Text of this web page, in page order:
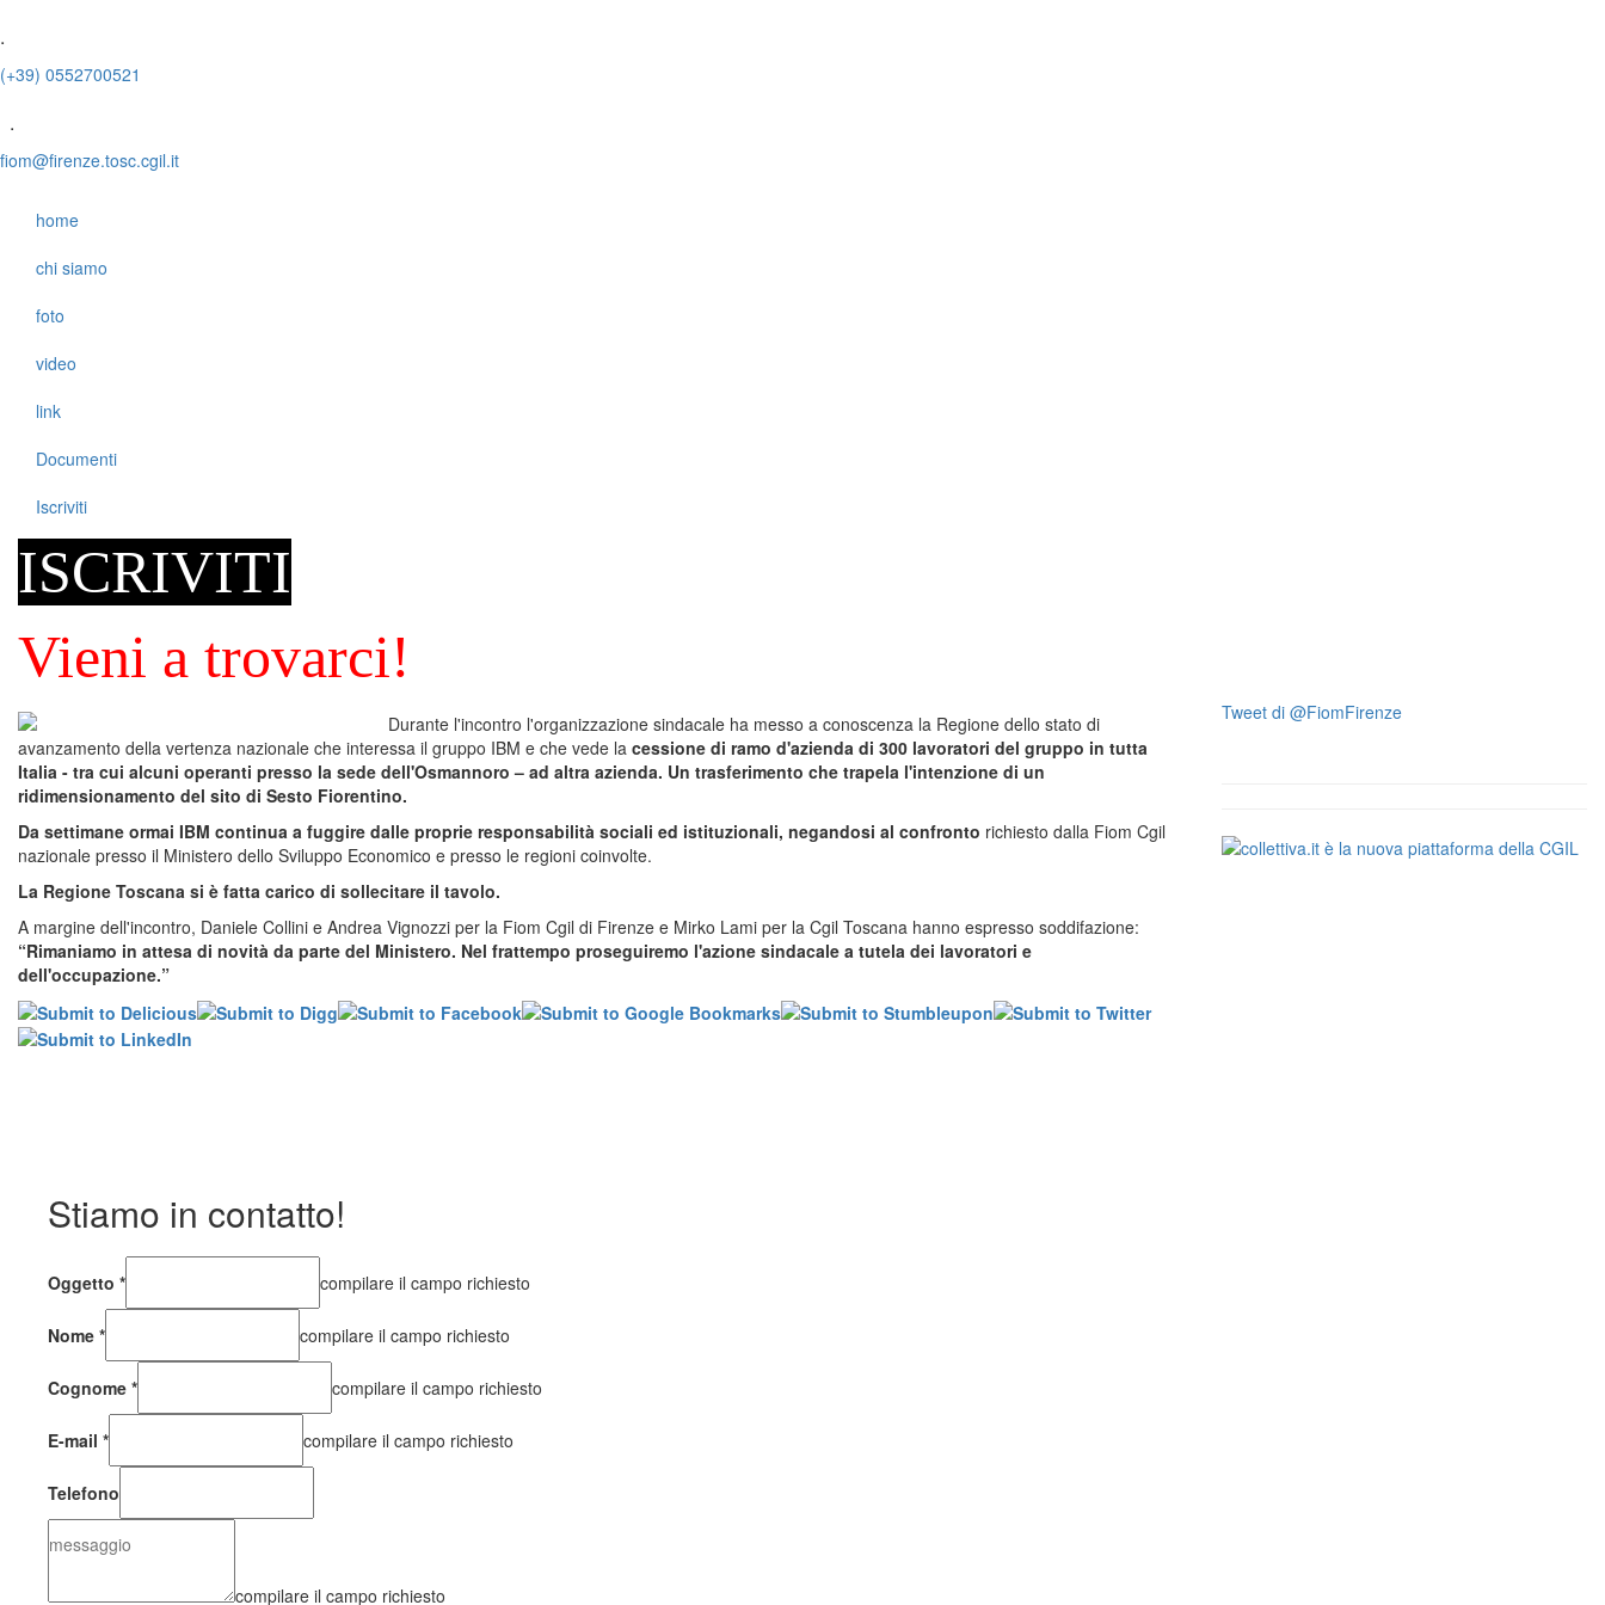
.
(+39) 0552700521
.
fiom@firenze.tosc.cgil.it
home
chi siamo
foto
video
link
Documenti
Iscriviti
ISCRIVITI
Vieni a trovarci!
Durante l'incontro l'organizzazione sindacale ha messo a conoscenza la Regione dello stato di
avanzamento della vertenza nazionale che interessa il gruppo IBM e che vede la cessione di ramo d'azienda di 300 lavoratori del gruppo in tutta
Italia - tra cui alcuni operanti presso la sede dell'Osmannoro – ad altra azienda. Un trasferimento che trapela l'intenzione di un
ridimensionamento del sito di Sesto Fiorentino.
Da settimane ormai IBM continua a fuggire dalle proprie responsabilità sociali ed istituzionali, negandosi al confronto richiesto dalla Fiom Cgil
nazionale presso il Ministero dello Sviluppo Economico e presso le regioni coinvolte.
La Regione Toscana si è fatta carico di sollecitare il tavolo.
A margine dell'incontro, Daniele Collini e Andrea Vignozzi per la Fiom Cgil di Firenze e Mirko Lami per la Cgil Toscana hanno espresso soddifazione:
“Rimaniamo in attesa di novità da parte del Ministero. Nel frattempo proseguiremo l'azione sindacale a tutela dei lavoratori e
dell'occupazione.”
Stiamo in contatto!
Oggetto * compilare il campo richiesto
Nome * compilare il campo richiesto
Cognome * compilare il campo richiesto
E-mail * compilare il campo richiesto
Telefono
compilare il campo richiesto
Tweet di @FiomFirenze